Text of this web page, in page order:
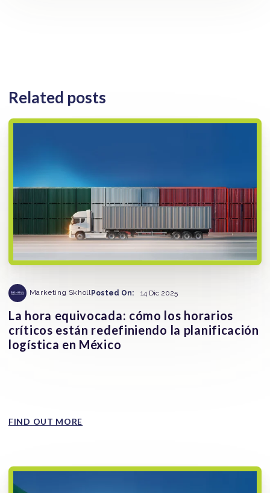
Related posts
Marketing SkhollPosted On: 14 Dic 2025
La hora equivocada: cómo los horarios
críticos están redefiniendo la planificación
logística en México
FIND OUT MORE